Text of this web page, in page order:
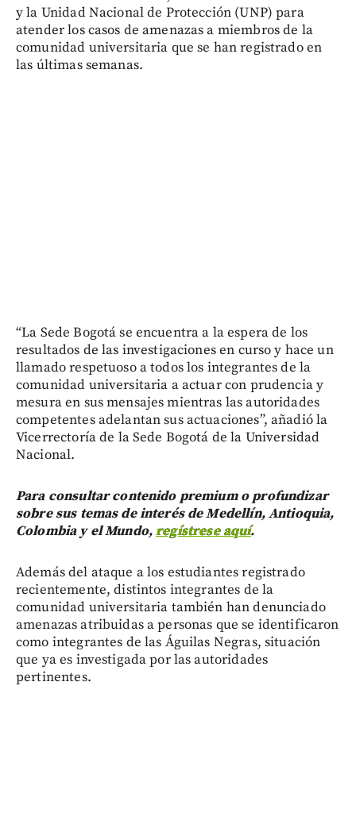
y la Unidad Nacional de Protección (UNP) para
atender los casos de amenazas a miembros de la
comunidad universitaria que se han registrado en
las últimas semanas.
“La Sede Bogotá se encuentra a la espera de los
resultados de las investigaciones en curso y hace un
llamado respetuoso a todos los integrantes de la
comunidad universitaria a actuar con prudencia y
mesura en sus mensajes mientras las autoridades
competentes adelantan sus actuaciones”, añadió la
Vicerrectoría de la Sede Bogotá de la Universidad
Nacional.
Para consultar contenido premium o profundizar
sobre sus temas de interés de Medellín, Antioquia,
Colombia y el Mundo,regístrese aquí.
Además del ataque a los estudiantes registrado
recientemente, distintos integrantes de la
comunidad universitaria también han denunciado
amenazas atribuidas a personas que se identificaron
como integrantes de las Águilas Negras, situación
que ya es investigada por las autoridades
pertinentes.